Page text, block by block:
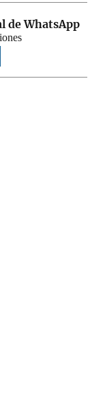
de WhatsApp